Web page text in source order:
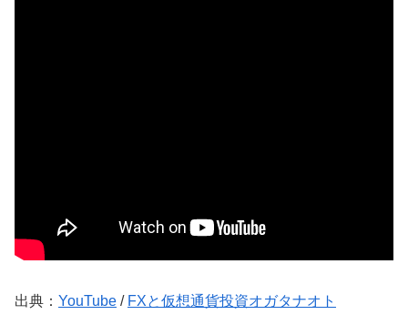
出典： YouTube / FXと仮想通貨投資オガタナオト